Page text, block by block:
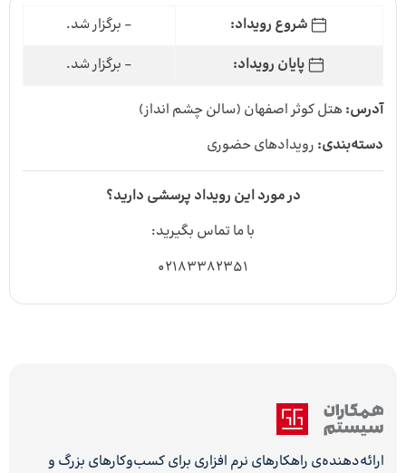
شروع رویداد:
- برگزار شد.
پایان رویداد:
- برگزار شد.
آدرس:هتل کوثر اصفهان (سالن چشم انداز)
دسته‌بندی: رویدادهای حضوری
در مورد این رویداد پرسشی دارید؟
با ما تماس بگیرید:
۰۲۱۸۳۳۸۲۳۵۱
ارائه‌دهنده‌ی راهکارهای نرم افزاری برای کسب‌وکارهای بزرگ و